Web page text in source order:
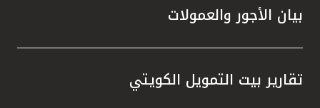
بيان الأجور والعمولات
تقارير بيت التمويل الكويتي